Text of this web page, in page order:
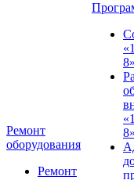
Ремонт
оборудования
Ремонт